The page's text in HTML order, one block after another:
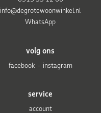
service
account
volg ons
facebook
instagram
info@degrotewoonwinkel.nl
WhatsApp